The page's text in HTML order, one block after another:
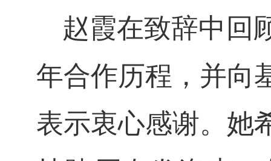
赵霞在致辞中回
年合作历程，并向
表示衷心感谢。她